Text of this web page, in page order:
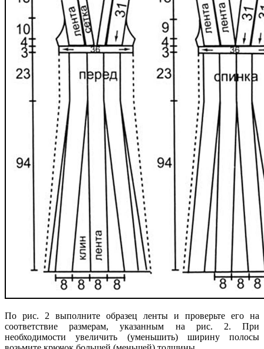
По рис. 2 выполните образец ленты и проверьте его на
соответствие размерам, указанным на рис. 2. При
необходимости увеличить (уменьшить) ширину полосы